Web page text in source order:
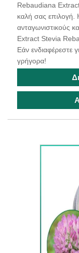
Rebaudiana Extract
καλή σας
ανταγωνιστικούς
Extract Stevia
Εάν ενδιαφέρεστε
γρήγορα!